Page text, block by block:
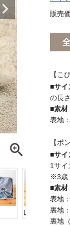
レッド
販売
【こ
■サイ
の長
■素材
表地
【ポ
■サイ
1サイ
※3歳
■素材
表地
裏地
裏地